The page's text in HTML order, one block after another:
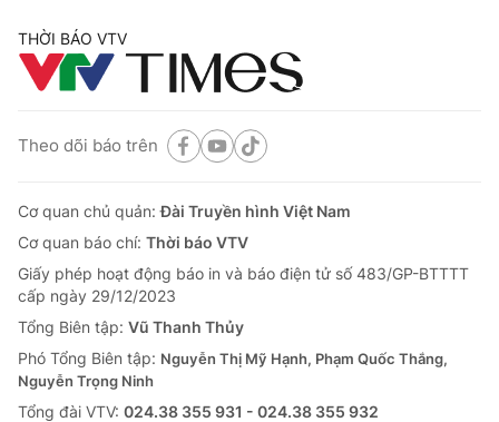
THỜI BÁO VTV
Theo dõi báo trên
Cơ quan chủ quản:Đài Truyền hình Việt Nam
Cơ quan báo chí: Thời báo VTV
Giấy phép hoạt động báo in và báo điện tử số 483/GP-BTTTT
cấp ngày 29/12/2023
Tổng Biên tập: Vũ Thanh Thủy
Phó Tổng Biên tập: Nguyễn Thị Mỹ Hạnh, Phạm Quốc Thắng,
Nguyễn Trọng Ninh
Tổng đài VTV: 024.38 355 931 - 024.38 355 932